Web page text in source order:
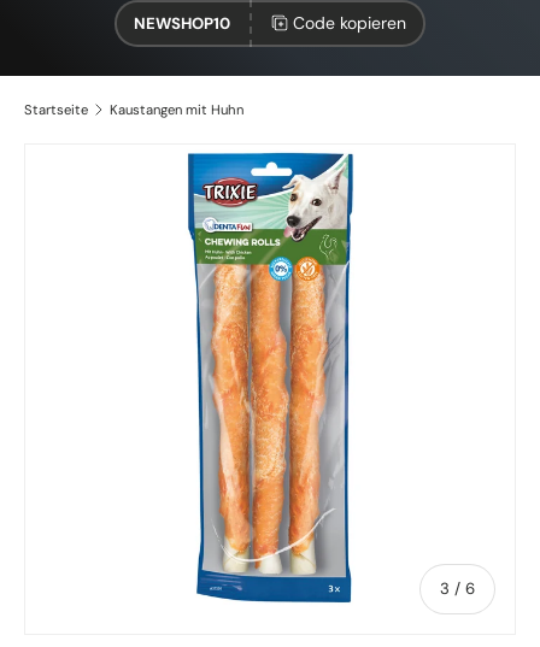
NEWSHOP10 Code kopieren
Startseite Kaustangen mit Huhn
Zu Produktinformationen springen
Bild 3 ist nun in der Galerieansicht verfügbar
3 / von
6